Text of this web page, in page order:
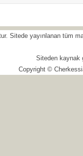
Sitede yayınlanan tüm
Siteden kaynak
Copyright ©